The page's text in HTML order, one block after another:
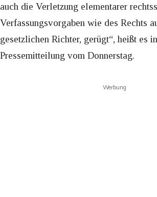
auch die Verletzung elementarer
Verfassungsvorgaben wie des Rechts
gesetzlichen Richter, gerügt“, heißt es
Pressemitteilung vom Donnerstag.
Werbung